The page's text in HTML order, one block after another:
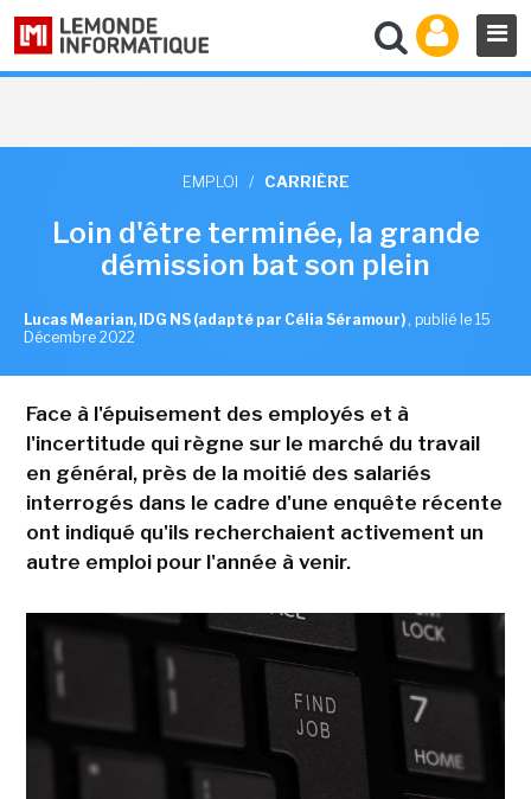
EMPLOI / CARRIÈRE
Loin d'être terminée, la grande
démission bat son plein
Lucas Mearian, IDG NS (adapté par Célia Séramour) , publié le 15
Décembre 2022
Face à l'épuisement des employés et à
l'incertitude qui règne sur le marché du travail
en général, près de la moitié des salariés
interrogés dans le cadre d'une enquête récente
ont indiqué qu'ils recherchaient activement un
autre emploi pour l'année à venir.